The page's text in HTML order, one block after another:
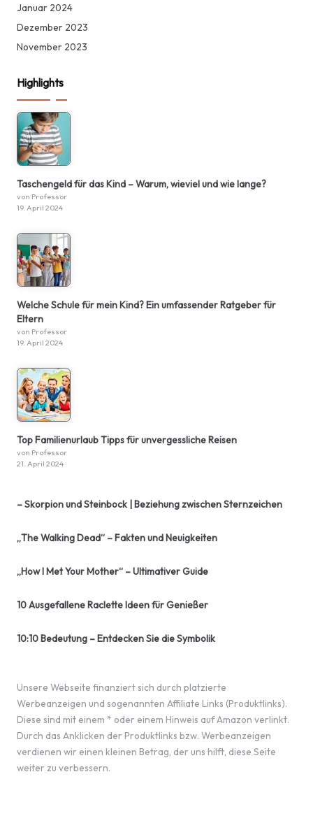
Januar 2024
Dezember 2023
November 2023
Highlights
Taschengeld für das Kind – Warum, wieviel und wie lange?
von Professor
19. April 2024
Welche Schule für mein Kind? Ein umfassender Ratgeber für
Eltern
von Professor
19. April 2024
Top Familienurlaub Tipps für unvergessliche Reisen
von Professor
21. April 2024
– Skorpion und Steinbock | Beziehung zwischen Sternzeichen
„The Walking Dead“ – Fakten und Neuigkeiten
„How I Met Your Mother“ – Ultimativer Guide
10 Ausgefallene Raclette Ideen für Genießer
10:10 Bedeutung – Entdecken Sie die Symbolik
Unsere Webseite finanziert sich durch platzierte
Werbeanzeigen und sogenannten Affiliate Links (Produktlinks).
Diese sind mit einem * oder einem Hinweis auf Amazon verlinkt.
Durch das Anklicken der Produktlinks bzw. Werbeanzeigen
verdienen wir einen kleinen Betrag, der uns hilft, diese Seite
weiter zu verbessern.